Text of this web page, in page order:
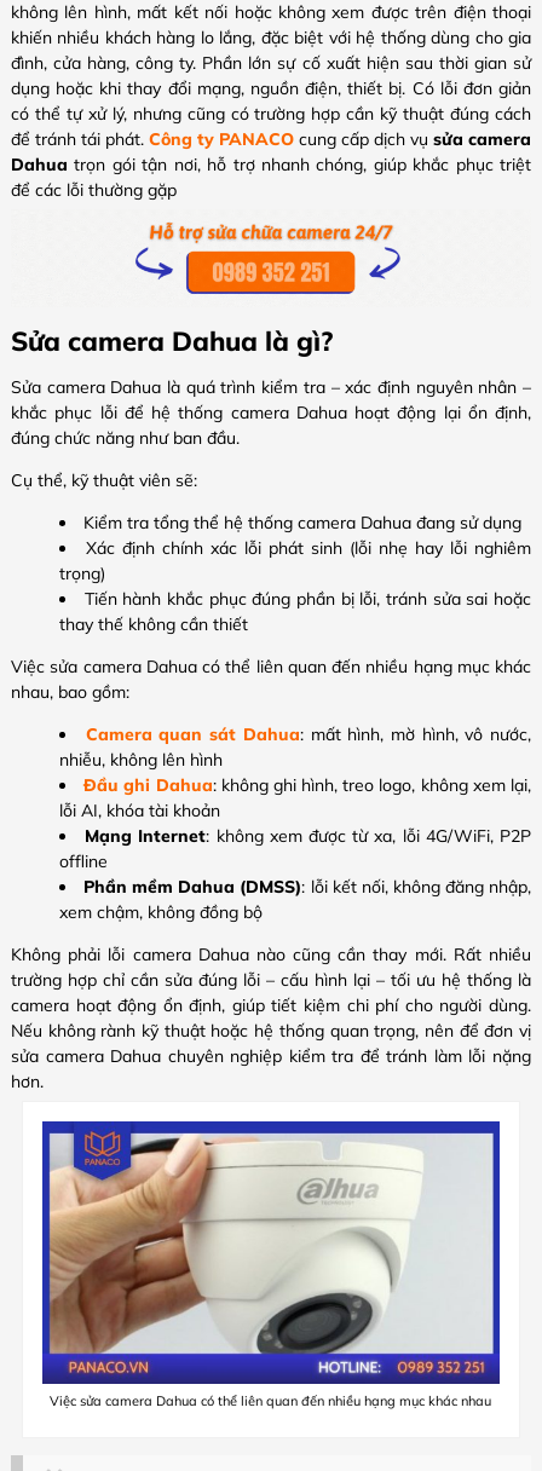
không lên hình, mất kết nối hoặc không xem được trên điện thoại
khiến nhiều khách hàng lo lắng, đặc biệt với hệ thống dùng cho gia
đình, cửa hàng, công ty. Phần lớn sự cố xuất hiện sau thời gian sử
dụng hoặc khi thay đổi mạng, nguồn điện, thiết bị. Có lỗi đơn giản
có thể tự xử lý, nhưng cũng có trường hợp cần kỹ thuật đúng cách
để tránh tái phát. Công ty PANACO cung cấp dịch vụ sửa camera
Dahua trọn gói tận nơi, hỗ trợ nhanh chóng, giúp khắc phục triệt
để các lỗi thường gặp
Sửa camera Dahua là gì?
Sửa camera Dahua là quá trình kiểm tra – xác định nguyên nhân –
khắc phục lỗi để hệ thống camera Dahua hoạt động lại ổn định,
đúng chức năng như ban đầu.
Cụ thể, kỹ thuật viên sẽ:
Kiểm tra tổng thể hệ thống camera Dahua đang sử dụng
Xác định chính xác lỗi phát sinh (lỗi nhẹ hay lỗi nghiêm
trọng)
Tiến hành khắc phục đúng phần bị lỗi, tránh sửa sai hoặc
thay thế không cần thiết
Việc sửa camera Dahua có thể liên quan đến nhiều hạng mục khác
nhau, bao gồm:
Camera quan sát Dahua: mất hình, mờ hình, vô nước,
nhiễu, không lên hình
Đầu ghi Dahua: không ghi hình, treo logo, không xem lại,
lỗi AI, khóa tài khoản
Mạng Internet: không xem được từ xa, lỗi 4G/WiFi, P2P
offline
Phần mềm Dahua (DMSS): lỗi kết nối, không đăng nhập,
xem chậm, không đồng bộ
Không phải lỗi camera Dahua nào cũng cần thay mới. Rất nhiều
trường hợp chỉ cần sửa đúng lỗi – cấu hình lại – tối ưu hệ thống là
camera hoạt động ổn định, giúp tiết kiệm chi phí cho người dùng.
Nếu không rành kỹ thuật hoặc hệ thống quan trọng, nên để đơn vị
sửa camera Dahua chuyên nghiệp kiểm tra để tránh làm lỗi nặng
hơn.
Việc sửa camera Dahua có thể liên quan đến nhiều hạng mục khác nhau